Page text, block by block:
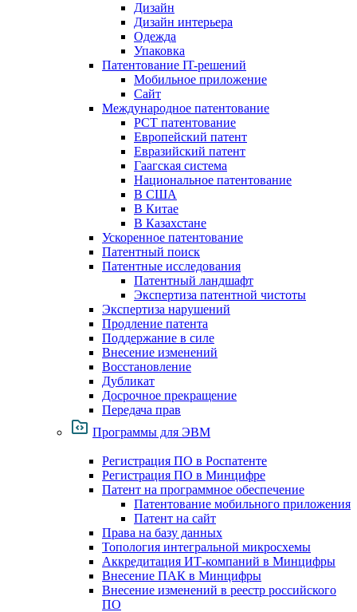
Дизайн
Дизайн интерьера
Одежда
Упаковка
Патентование IT-решений
Мобильное приложение
Сайт
Международное патентование
PCT патентование
Европейский патент
Евразийский патент
Гаагская система
Национальное патентование
В США
В Китае
В Казахстане
Ускоренное патентование
Патентный поиск
Патентные исследования
Патентный ландшафт
Экспертиза патентной чистоты
Экспертиза нарушений
Продление патента
Поддержание в силе
Внесение изменений
Восстановление
Дубликат
Досрочное прекращение
Передача прав
Программы для ЭВМ
Регистрация ПО в Роспатенте
Регистрация ПО в Минцифре
Патент на программное обеспечение
Патентование мобильного приложения
Патент на сайт
Права на базу данных
Топология интегральной микросхемы
Аккредитация ИТ-компаний в Минцифры
Внесение ПАК в Минцифры
Внесение изменений в реестр российского
ПО